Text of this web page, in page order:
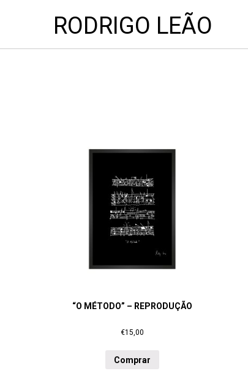
RODRIGO LEÃO
“O MÉTODO” – REPRODUÇÃO
€15,00
Comprar